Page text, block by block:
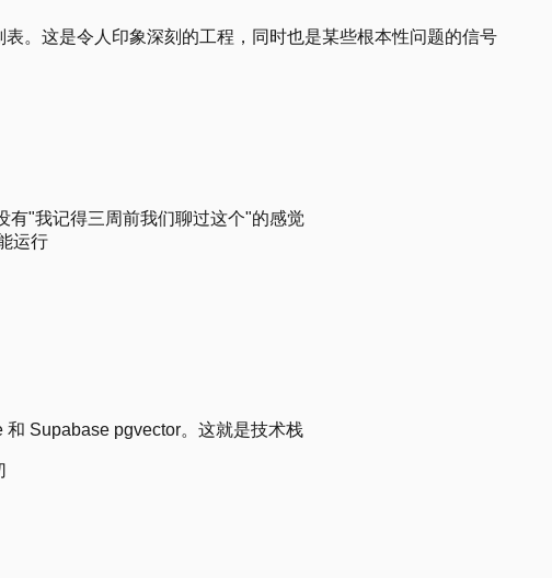
。这是令人印象深刻的工程，同时也是某些根本性问题的信号
"我记得三周前我们聊过这个"的感觉
运行
Supabase pgvector。这就是技术栈